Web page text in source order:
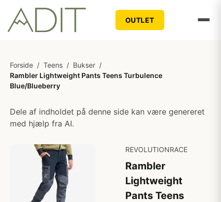
OUTLET
Forside / Teens / Bukser /
Rambler Lightweight Pants Teens Turbulence
Blue/Blueberry
Dele af indholdet på denne side kan være genereret
med hjælp fra AI.
REVOLUTIONRACE
Rambler
Lightweight
Pants Teens